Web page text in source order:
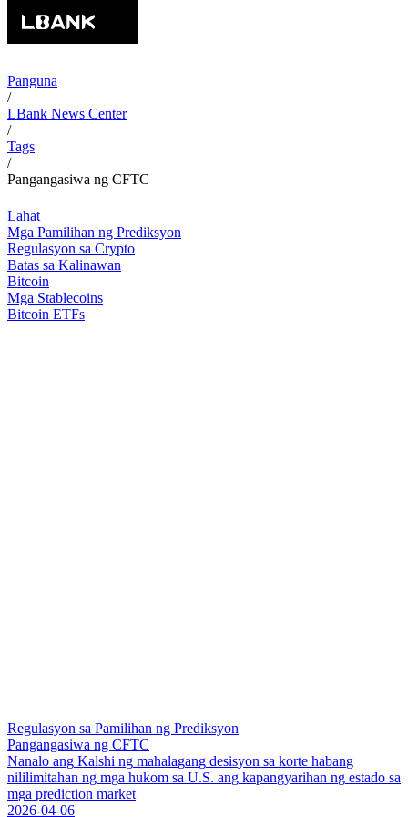
Panguna
/
LBank News Center
/
Tags
/
Pangangasiwa ng CFTC
Lahat
Mga Pamilihan ng Prediksyon
Regulasyon sa Crypto
Batas sa Kalinawan
Bitcoin
Mga Stablecoins
Bitcoin ETFs
Regulasyon sa Pamilihan ng Prediksyon
Pangangasiwa ng CFTC
Nanalo ang Kalshi ng mahalagang desisyon sa korte habang
nililimitahan ng mga hukom sa U.S. ang kapangyarihan ng estado sa
mga prediction market
2026-04-06